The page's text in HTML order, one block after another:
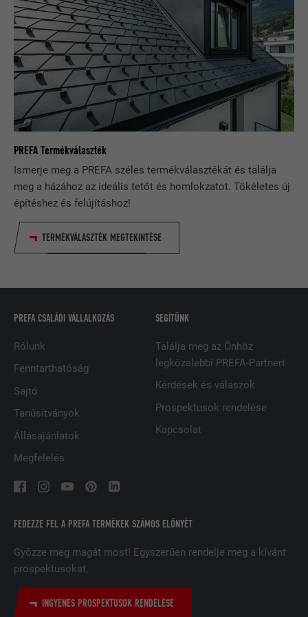
PREFA Termékválaszték
Ismerje meg a PREFA széles termékválasztékát és találja
meg a házához az ideális tetőt és homlokzatot. Tökéletes új
építéshez és felújításhoz!
TERMÉKVÁLASZTÉK MEGTEKINTÉSE
FEDEZZE FEL A PREFA TERMÉKEK SZÁMOS ELŐNYÉT
Győzze meg magát most! Egyszerűen rendelje meg a kívánt
prospektusokat.
INGYENES PROSPEKTUSOK RENDELÉSE
PREFA CSALÁDI VÁLLALKOZÁS
Rólunk
Fenntarthatóság
Sajtó
Tanúsítványok
Állásajánlatok
Megfelelés
SEGÍTÜNK
Találja meg az Önhöz
legközelebbi PREFA-Partnert
Kérdések és válaszok
Prospektusok rendelése
Kapcsolat
e sütik elhelyezését. Azonosító
jellemzőket nem tartalmaz.
CÉL
A LinkedIn használja, ha egy weboldal
beágyazott nyomonkövetési ablakot
tartalmaz.
NÉV bcookie
SZOLGÁLTATÓ LinkedIn
FOLYAMAT
CÉL
A LinkedIn közösségi hálózati
követése.
CÉL
A LinkedIn közösségi hálózati
szolgáltatás használja, célja a
NÉV
SZOLGÁLTATÓ LinkedIn
FOLYAMAT 29 nap
A többes webhelyek látogatóinak
tegyen lehetővé a látogató preferenciái